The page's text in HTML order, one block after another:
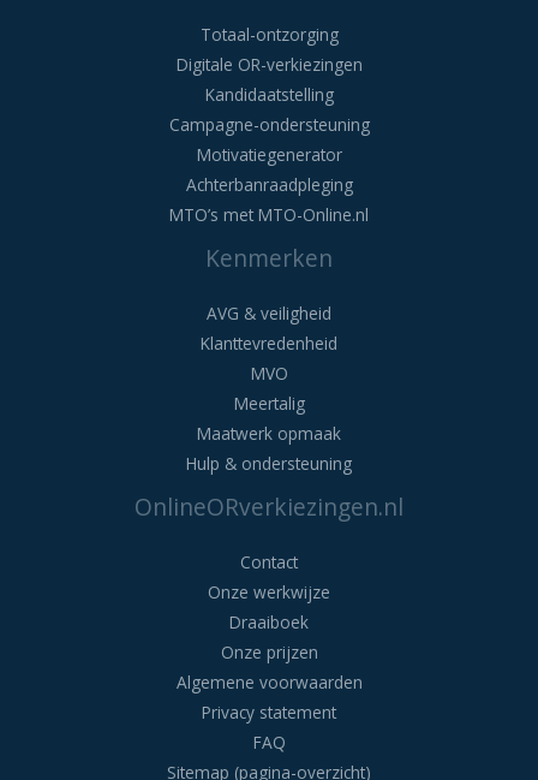
Totaal-ontzorging
Digitale OR-verkiezingen
Kandidaatstelling
Campagne-ondersteuning
Motivatiegenerator
Achterbanraadpleging
MTO’s met MTO-Online.nl
Kenmerken
AVG & veiligheid
Klanttevredenheid
MVO
Meertalig
Maatwerk opmaak
Hulp & ondersteuning
OnlineORverkiezingen.nl
Contact
Onze werkwijze
Draaiboek
Onze prijzen
Algemene voorwaarden
Privacy statement
FAQ
Sitemap (pagina-overzicht)